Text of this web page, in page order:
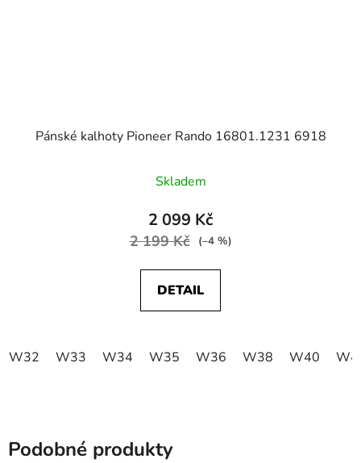
Pánské kalhoty Pioneer Rando 16801.1231 6918
Skladem
2 099 Kč
2 199 Kč (–4 %)
DETAIL
W32 W33 W34 W35 W36 W38 W40
Podobné produkty